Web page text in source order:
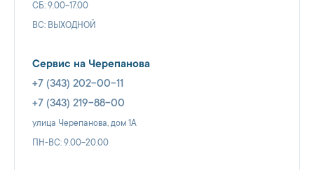
СБ: 9.00-17.00
ВС: ВЫХОДНОЙ
Сервис на Черепанова
+7 (343) 202-00-11
+7 (343) 219-88-00
улица Черепанова, дом 1А
ПН-ВС: 9.00-20.00